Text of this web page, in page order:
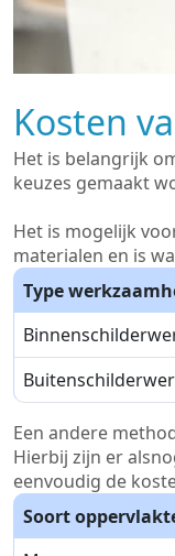
Kosten
Het is belangrijk
keuzes gemaakt
Het is mogelijk
materialen en is
Type
Een andere
Hierbij zijn er
eenvoudig de
Soort